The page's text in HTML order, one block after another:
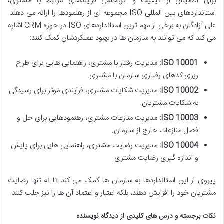
استانداردهای بین المللی ISO مجموعه ای از رهنمودها را ارائه می دهند.
علی آزادگان به برخی از مهم ترین استانداردهای ISO در حوزه CRM اشاره
می کند که می توانند به سازمان ها در بهبود عملکردشان کمک کنند:
ISO 10001: مدیریت رفتار با مشتری، راهنمایی هایی برای طرح
ریزی کدهای رفتاری سازمان با مشتری.
ISO 10002: مدیریت شکایات مشتری، فرایندی موثر برای رسیدگی
به شکایات مشتریان.
ISO 10003: مدیریت منازعات مشتری، رهنمودهایی برای حل و
فصل منازعات خارج از سازمان.
ISO 10004: مدیریت رضایت مشتری، راهنمایی هایی برای پایش
و اندازه گیری رضایت مشتری.
پیروی از این استانداردها به سازمان ها کمک می کند تا نه تنها رضایت
مشتریان خود را افزایش دهند، بلکه اعتبار و اعتماد آن ها را نیز جلب کنند.
نکات برجسته و درس های کلیدی از دیدگاه نویسنده